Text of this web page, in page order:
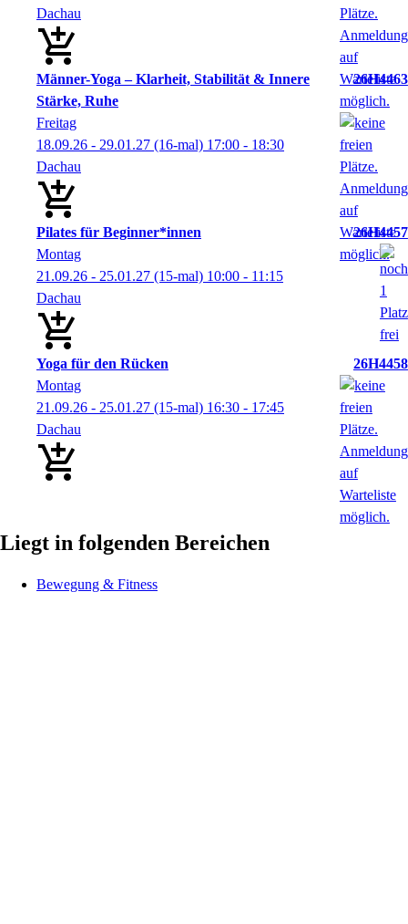
Dachau
Männer-Yoga – Klarheit, Stabilität & Innere
Stärke, Ruhe
26H4463
Freitag
18.09.26 - 29.01.27 (16-mal) 17:00 - 18:30
Dachau
Pilates für Beginner*innen
26H4457
Montag
21.09.26 - 25.01.27 (15-mal) 10:00 - 11:15
Dachau
Yoga für den Rücken
26H4458
Montag
21.09.26 - 25.01.27 (15-mal) 16:30 - 17:45
Dachau
Liegt in folgenden Bereichen
Bewegung & Fitness